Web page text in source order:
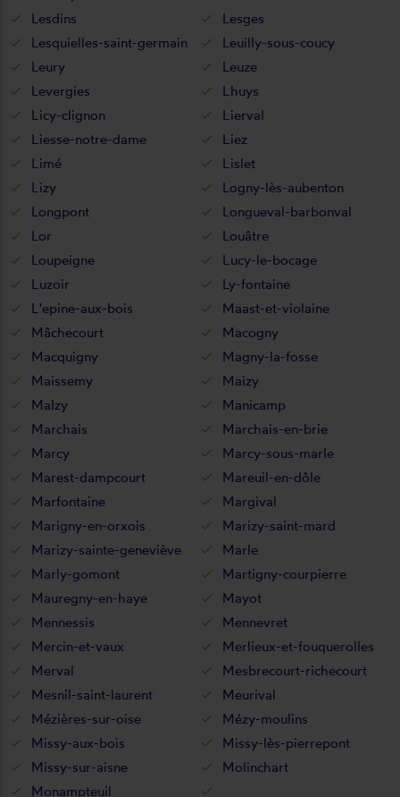
Lesdins
Lesges
Lesquielles-saint-germain
Leuilly-sous-coucy
Leury
Leuze
Levergies
Lhuys
Licy-clignon
Lierval
Liesse-notre-dame
Liez
Limé
Lislet
Lizy
Logny-lès-aubenton
Longpont
Longueval-barbonval
Lor
Louâtre
Loupeigne
Lucy-le-bocage
Luzoir
Ly-fontaine
L'epine-aux-bois
Maast-et-violaine
Mâchecourt
Macogny
Macquigny
Magny-la-fosse
Maissemy
Maizy
Malzy
Manicamp
Marchais
Marchais-en-brie
Marcy
Marcy-sous-marle
Marest-dampcourt
Mareuil-en-dôle
Marfontaine
Margival
Marigny-en-orxois
Marizy-saint-mard
Marizy-sainte-geneviève
Marle
Marly-gomont
Martigny-courpierre
Mauregny-en-haye
Mayot
Mennessis
Mennevret
Mercin-et-vaux
Merlieux-et-fouquerolles
Merval
Mesbrecourt-richecourt
Mesnil-saint-laurent
Meurival
Mézières-sur-oise
Mézy-moulins
Missy-aux-bois
Missy-lès-pierrepont
Missy-sur-aisne
Molinchart
Monampteuil